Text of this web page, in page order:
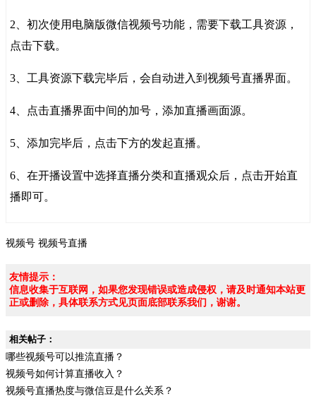
2、初次使用电脑版微信视频号功能，需要下载工具资源，
点击下载。
3、工具资源下载完毕后，会自动进入到视频号直播界面。
4、点击直播界面中间的加号，添加直播画面源。
5、添加完毕后，点击下方的发起直播。
6、在开播设置中选择直播分类和直播观众后，点击开始直
播即可。
视频号 视频号直播
友情提示：
信息收集于互联网，如果您发现错误或造成侵权，请及时通知本站更
正或删除，具体联系方式见页面底部联系我们，谢谢。
相关帖子：
哪些视频号可以推流直播？
视频号如何计算直播收入？
视频号直播热度与微信豆是什么关系？